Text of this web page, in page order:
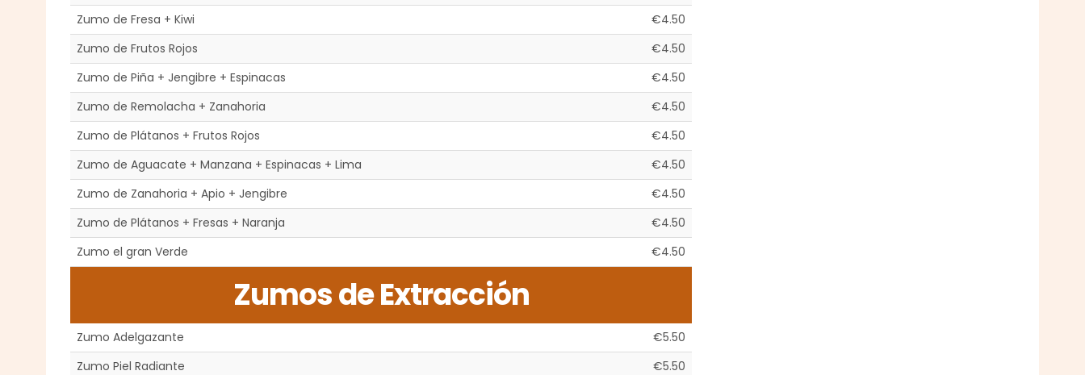
Zumo de Fresa + Kiwi
€4.50
Zumo de Frutos Rojos
€4.50
Zumo de Piña + Jengibre + Espinacas
€4.50
Zumo de Remolacha + Zanahoria
€4.50
Zumo de Plátanos + Frutos Rojos
€4.50
Zumo de Aguacate + Manzana + Espinacas + Lima
€4.50
Zumo de Zanahoria + Apio + Jengibre
€4.50
Zumo de Plátanos + Fresas + Naranja
€4.50
Zumo el gran Verde
€4.50
Zumos de Extracción
Zumo Adelgazante
€5.50
Zumo Piel Radiante
€5.50